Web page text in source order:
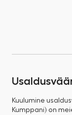
Kuulumine
Kumppani) on